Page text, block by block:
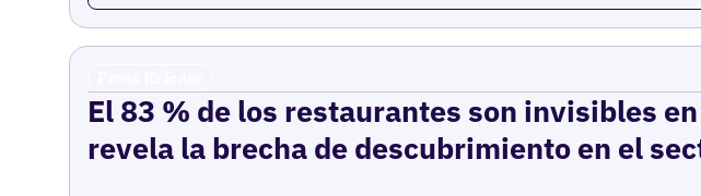
El 83 % de los restaurantes son invisibles
revela la brecha de descubrimiento en el